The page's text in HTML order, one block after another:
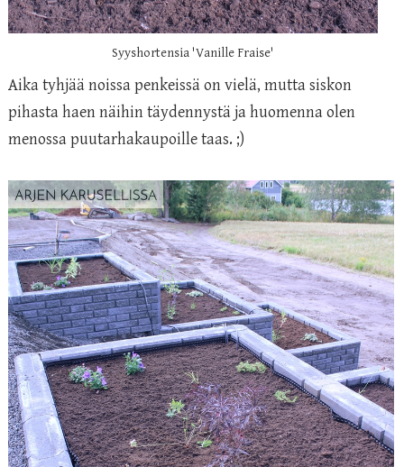
Syyshortensia 'Vanille Fraise'
Aika tyhjää noissa penkeissä on vielä, mutta siskon
pihasta haen näihin täydennystä ja huomenna olen
menossa puutarhakaupoille taas. ;)